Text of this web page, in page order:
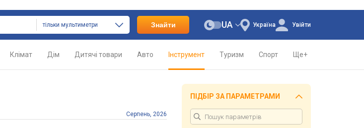
тільки мультиметри Знайти Україна
UA Увійти
Клімат Дім Дитячі товари Авто Інструмент Туризм Спорт Ще+
Серпень, 2026
ПІДБІР ЗА ПАРАМЕТРАМИ